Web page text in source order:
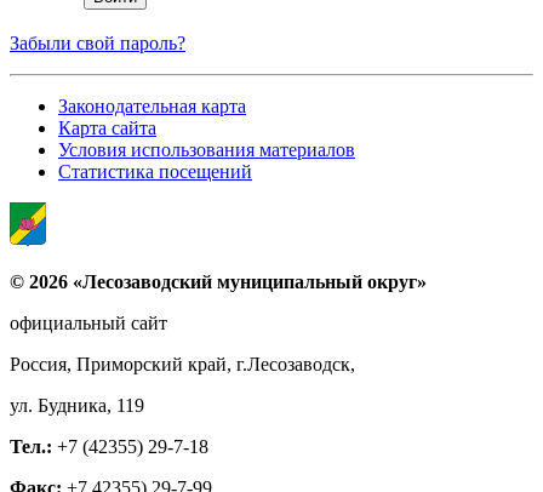
Забыли свой пароль?
Законодательная карта
Карта сайта
Условия использования материалов
Статистика посещений
© 2026 «Лесозаводский муниципальный округ»
официальный сайт
Россия, Приморский край, г.Лесозаводск,
ул. Будника, 119
Тел.: +7 (42355) 29-7-18